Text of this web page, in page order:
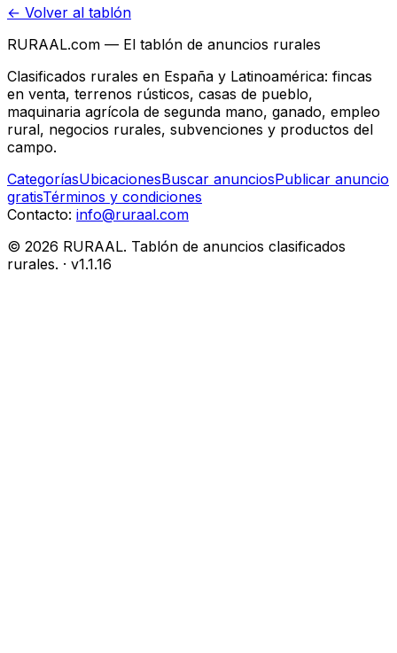
← Volver al tablón
RURAAL.com — El tablón de anuncios rurales
Clasificados rurales en España y Latinoamérica: fincas
en venta, terrenos rústicos, casas de pueblo,
maquinaria agrícola de segunda mano, ganado, empleo
rural, negocios rurales, subvenciones y productos del
campo.
CategoríasUbicacionesBuscar anunciosPublicar anuncio
gratisTérminos y condiciones
Contacto: info@ruraal.com
© 2026 RURAAL. Tablón de anuncios clasificados
rurales. · v1.1.16